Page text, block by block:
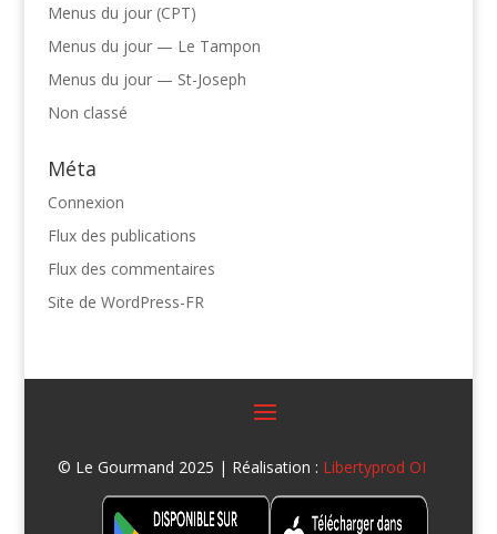
Menus du jour (CPT)
Menus du jour — Le Tampon
Menus du jour — St-Joseph
Non classé
Méta
Connexion
Flux des publications
Flux des commentaires
Site de WordPress-FR
© Le Gourmand 2025 | Réalisation : Libertyprod OI